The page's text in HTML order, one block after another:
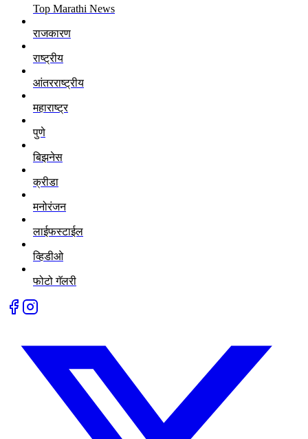
Top Marathi News
राजकारण
राष्ट्रीय
आंतरराष्ट्रीय
महाराष्ट्र
पुणे
बिझनेस
क्रीडा
मनोरंजन
लाईफस्टाईल
व्हिडीओ
फोटो गॅलरी